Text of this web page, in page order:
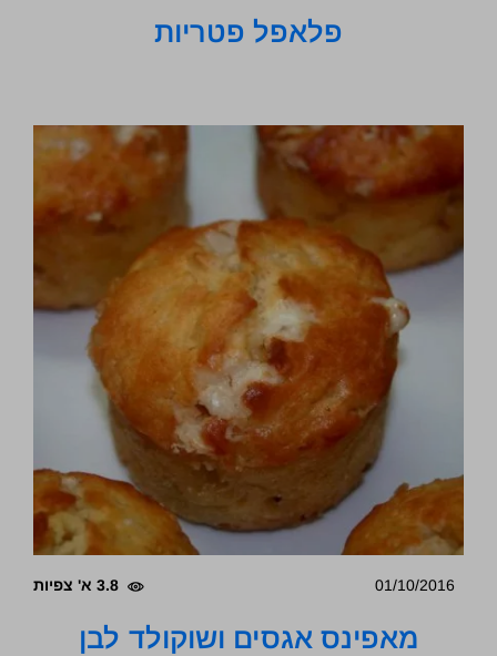
פלאפל פטריות
01/10/2016 3.8 א' צפיות
מאפינס אגסים ושוקולד לבן